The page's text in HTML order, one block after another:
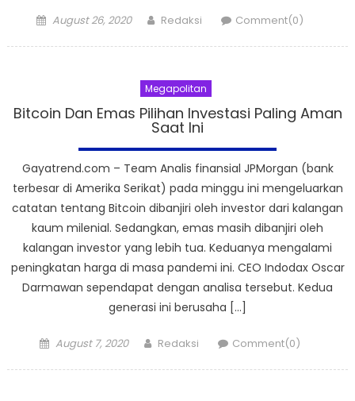
Posted
August 26, 2020 Author
Redaksi Comment(0)
Megapolitan
Bitcoin Dan Emas Pilihan Investasi Paling Aman
Saat Ini
Gayatrend.com – Team Analis finansial JPMorgan (bank
terbesar di Amerika Serikat) pada minggu ini mengeluarkan
catatan tentang Bitcoin dibanjiri oleh investor dari kalangan
kaum milenial. Sedangkan, emas masih dibanjiri oleh
kalangan investor yang lebih tua. Keduanya mengalami
peningkatan harga di masa pandemi ini. CEO Indodax Oscar
Darmawan sependapat dengan analisa tersebut. Kedua
generasi ini berusaha […]
Posted
August 7, 2020 Author
Redaksi Comment(0)